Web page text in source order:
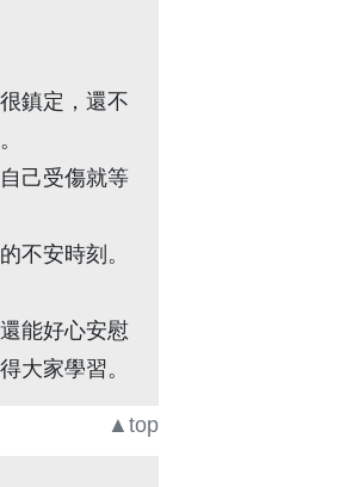
鎮定，還不
己受傷就等
不安時刻。
能好心安慰
大家學習。
▲top